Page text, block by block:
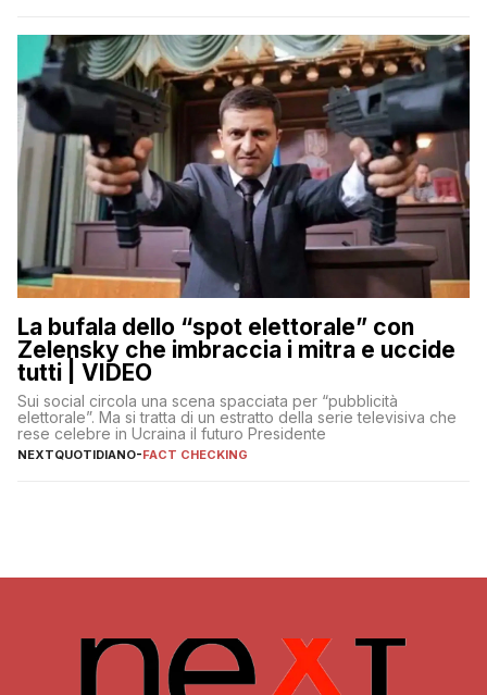
La bufala dello “spot elettorale” con
Zelensky che imbraccia i mitra e uccide
tutti | VIDEO
Sui social circola una scena spacciata per “pubblicità
elettorale”. Ma si tratta di un estratto della serie televisiva che
rese celebre in Ucraina il futuro Presidente
NEXTQUOTIDIANO-FACT CHECKING